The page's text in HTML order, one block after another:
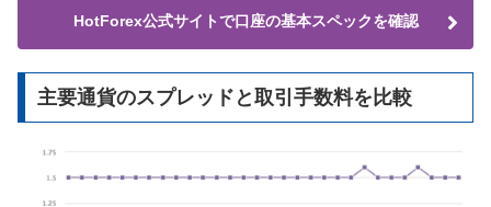
HotForex公式サイトで口座の基本スペックを確認
主要通貨のスプレッドと取引手数料を比較